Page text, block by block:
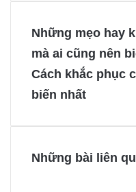
o
o
k
r
e
s
e
n
g
e
n
g
e
Những mẹo hay
mà ai cũng nên
Cách khắc phục
biến nhất
Những bài liên